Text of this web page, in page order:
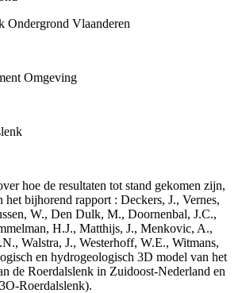
Ondergrond Vlaanderen
Omgeving
hoe de resultaten tot stand gekomen zijn,
het bijhorend rapport : Deckers, J., Vernes,
W., Den Dulk, M., Doornenbal, J.C.,
H.J., Matthijs, J., Menkovic, A.,
Walstra, J., Westerhoff, W.E., Witmans,
en hydrogeologisch 3D model van het
de Roerdalslenk in Zuidoost-Nederland en
Roerdalslenk).